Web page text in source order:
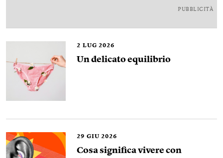
PUBBLICITÀ
2 LUG 2026
Un delicato equilibrio
29 GIU 2026
Cosa significa vivere con